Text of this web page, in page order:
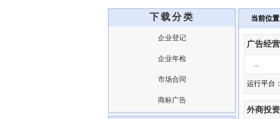
下载分类
企业登记
企业年检
市场合同
商标广告
当前位
广告经
...
运行平台
外商投